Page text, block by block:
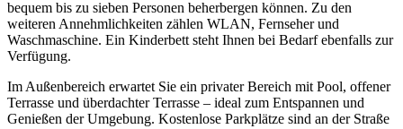
bequem bis zu sieben Personen beherbergen können. Zu den
weiteren Annehmlichkeiten zählen WLAN, Fernseher und
Waschmaschine. Ein Kinderbett steht Ihnen bei Bedarf ebenfalls zur
Verfügung.
Im Außenbereich erwartet Sie ein privater Bereich mit Pool, offener
Terrasse und überdachter Terrasse – ideal zum Entspannen und
Genießen der Umgebung. Kostenlose Parkplätze sind an der Straße